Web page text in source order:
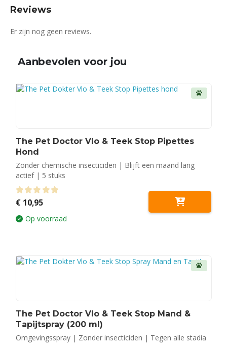
Reviews
Er zijn nog geen reviews.
Aanbevolen voor jou
The Pet Doctor Vlo & Teek Stop Pipettes
Hond
Zonder chemische insecticiden | Blijft een maand lang
actief | 5 stuks
0 out of 5
€10,95
Op voorraad
The Pet Doctor Vlo & Teek Stop Mand &
Tapijtspray (200 ml)
Omgevingsspray | Zonder insecticiden | Tegen alle stadia